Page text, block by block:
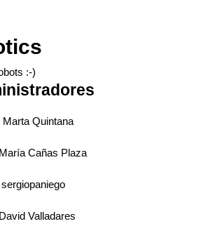
:-)
Quintana
Cañas Plaza
Valladares